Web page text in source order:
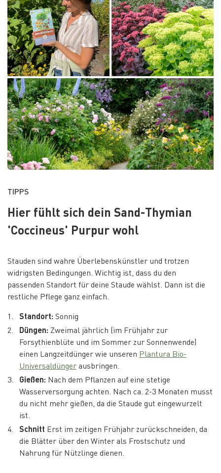
TIPPS
Hier fühlt sich dein Sand-Thymian
'Coccineus' Purpur wohl
Stauden sind wahre Überlebenskünstler und trotzen
widrigsten Bedingungen. Wichtig ist, dass du den
passenden Standort für deine Staude wählst. Dann ist die
restliche Pflege ganz einfach.
Standort: Sonnig
Düngen: Zweimal jährlich (im Frühjahr zur
Forsythienblüte und im Sommer zur Sonnenwende)
einen Langzeitdünger wie unseren Plantura Bio-
Universaldüngerausbringen.
Gießen: Nach dem Pflanzen auf eine stetige
Wasserversorgung achten. Nach ca. 2-3 Monaten musst
du nicht mehr gießen, da die Staude gut eingewurzelt
ist.
Schnitt Erst im zeitigen Frühjahr zurückschneiden, da
die Blätter über den Winter als Frostschutz und
Nahrung für Nützlinge dienen.